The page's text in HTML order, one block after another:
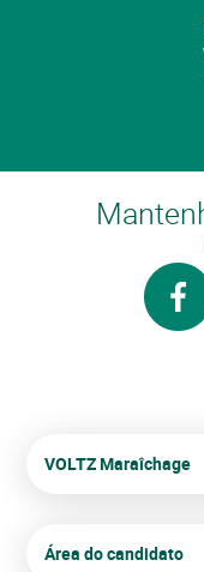
VOLTZ Maraîchage
Área do candidato